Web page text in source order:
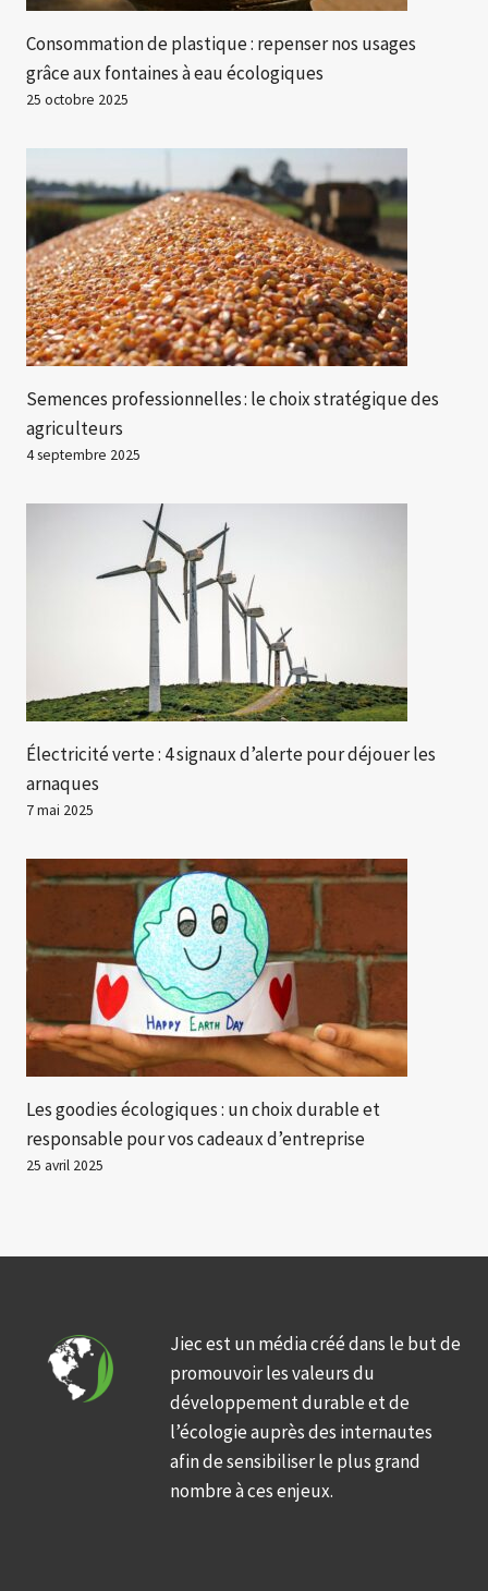
Consommation de plastique : repenser nos usages
grâce aux fontaines à eau écologiques
25 octobre 2025
Semences professionnelles : le choix stratégique des
agriculteurs
4 septembre 2025
Électricité verte : 4 signaux d’alerte pour déjouer les
arnaques
7 mai 2025
Les goodies écologiques : un choix durable et
responsable pour vos cadeaux d’entreprise
25 avril 2025
Jiec est un média créé dans le but de
promouvoir les valeurs du
développement durable et de
l’écologie auprès des internautes
afin de sensibiliser le plus grand
nombre à ces enjeux.